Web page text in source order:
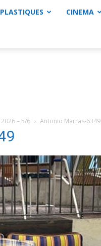
CINEMA
– 5/6 Antonio Marras-6349